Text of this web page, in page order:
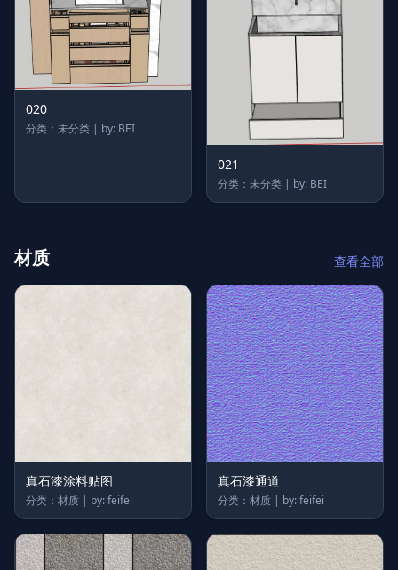
020
分类：未分类 | by: BEI
021
分类：未分类 | by: BEI
材质 查看全部
真石漆涂料贴图
分类：材质 | by: feifei
真石漆通道
分类：材质 | by: feifei